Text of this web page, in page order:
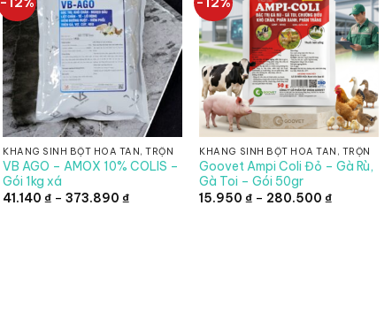
KHÁNG SINH BỘT HÒA TAN, TRỘN
VB AGO – AMOX 10% COLIS –
Gói 1kg xá
41.140₫ – 373.890₫Khoảng
KHÁNG SINH BỘT HÒA TAN, TRỘN
Goovet Ampi Coli Đỏ – Gà Rù,
Gà Toi – Gói 50gr
15.950₫ – 280.500₫Khoảng